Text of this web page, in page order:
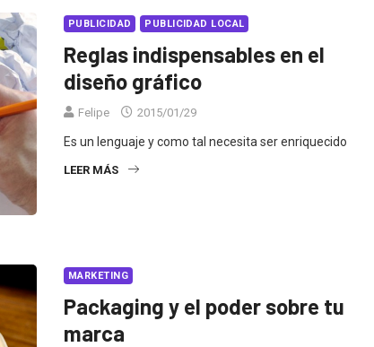
PUBLICIDAD PUBLICIDAD LOCAL
Reglas indispensables en el
diseño gráfico
Felipe 2015/01/29
Es un lenguaje y como tal necesita ser enriquecido
LEER MÁS
MARKETING
Packaging y el poder sobre tu
marca